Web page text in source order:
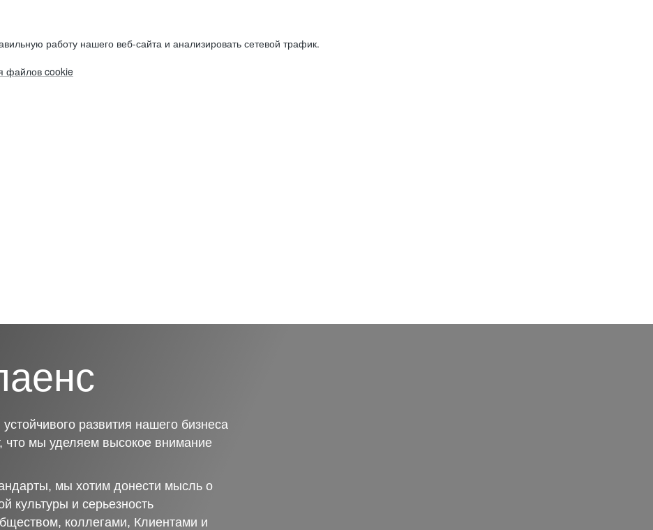
работу нашего веб-сайта и анализировать сетевой трафик.
файлов cookie
развития нашего бизнеса
что мы уделяем высокое внимание
мы хотим донести мысль о
культуры и серьезность
коллегами, Клиентами и